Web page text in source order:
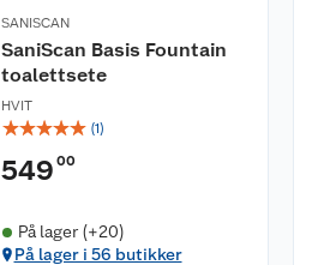
SANISCAN
SaniScan Basis Fountain
toalettsete
HVIT
☆☆☆☆☆ (1)
549 00
På lager (+20)
På lager i 56 butikker